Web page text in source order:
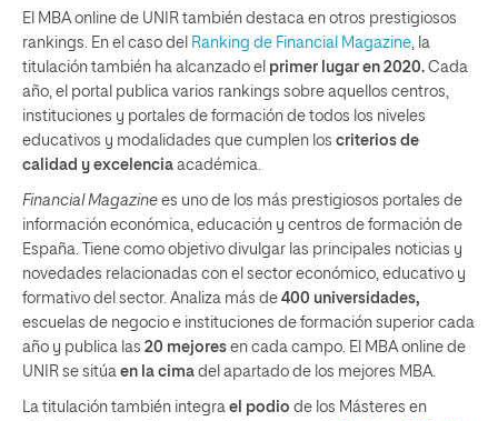
El MBA online de UNIR también destaca en otros prestigiosos
rankings. En el caso del Ranking de Financial Magazine , la
titulación también ha alcanzado el primer lugar en 2020. Cada
año, el portal publica varios rankings sobre aquellos centros,
instituciones y portales de formación de todos los niveles
educativos y modalidades que cumplen los criterios de
calidad y excelencia académica.
Financial Magazine es uno de los más prestigiosos portales de
información económica, educación y centros de formación de
España. Tiene como objetivo divulgar las principales noticias y
novedades relacionadas con el sector económico, educativo y
formativo del sector. Analiza más de 400 universidades,
escuelas de negocio e instituciones de formación superior cada
año y publica las 20 mejores en cada campo. El MBA online de
UNIR se sitúa en la cima del apartado de los mejores MBA.
La titulación también integra el podio de los Másteres en